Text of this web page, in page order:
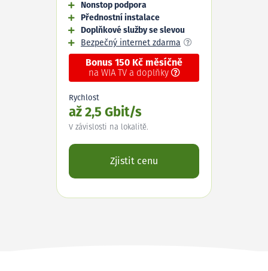
Nonstop podpora
Přednostní instalace
Doplňkové služby se slevou
Bezpečný internet zdarma
Bonus 150 Kč měsíčně
na WIA TV a doplňky
Rychlost
až 2,5 Gbit/s
V závislosti na lokalitě.
Zjistit cenu